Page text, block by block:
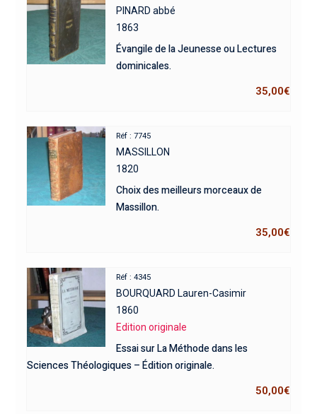
PINARD abbé
1863
Évangile de la Jeunesse ou Lectures
dominicales.
35,00€
Réf : 7745
MASSILLON
1820
Choix des meilleurs morceaux de
Massillon.
35,00€
Réf : 4345
BOURQUARD Lauren-Casimir
1860
Edition originale
Essai sur La Méthode dans les
Sciences Théologiques – Édition originale.
50,00€